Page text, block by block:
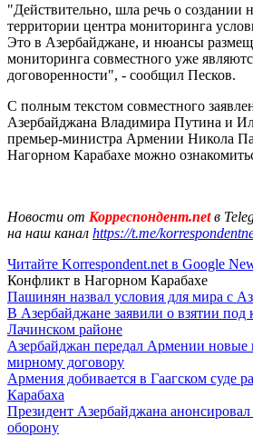
"Действительно, шла речь о создании
территории центра мониторинга
Это в Азербайджане, и нюансы
мониторинга совместного уже
договоренности", - сообщил Песков.
С полным текстом совместного
Азербайджана Владимира Путина и
премьер-министра Армении Никола
Нагорном Карабахе можно
Новости от Корреспондент.netв
на наш канал https://t.me/
Читайте Korrespondent.net в Google
Конфликт в Нагорном Карабахе
Пашинян назвал условия для мира с
В Азербайджане заявили о взятии под
Лачинском районе
Азербайджан передал Армении новые
мирному договору
Армения добивается в Гаагском суде
Карабаха
Президент Азербайджана
оборону